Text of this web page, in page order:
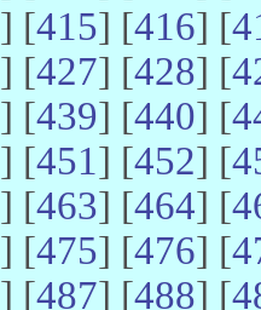
] [415] [416] [
] [427] [428] [
] [439] [440] [
] [451] [452] [
] [463] [464] [
] [475] [476] [
] [487] [488] [